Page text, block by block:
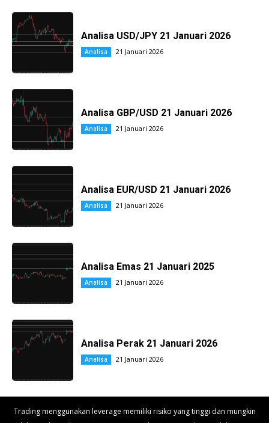
Analisa USD/JPY 21 Januari 2026
Analisa 21 Januari 2026
Analisa GBP/USD 21 Januari 2026
Analisa 21 Januari 2026
Analisa EUR/USD 21 Januari 2026
Analisa 21 Januari 2026
Analisa Emas 21 Januari 2025
Analisa 21 Januari 2026
Analisa Perak 21 Januari 2026
Analisa 21 Januari 2026
Trading menggunakan leverage memiliki risiko yang tinggi dan mungkin